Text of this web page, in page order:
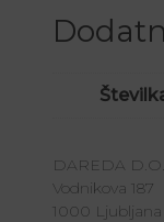
DAREDA
Vodnikova 187
1000 Ljubljana